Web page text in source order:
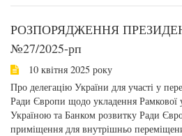
РОЗПОРЯДЖЕННЯ
№27/2025-рп
10 квітня 2025 року
Про делегацію України для участі у
Ради Європи щодо укладення
Україною та Банком розвитку Ради
приміщення для внутрішньо